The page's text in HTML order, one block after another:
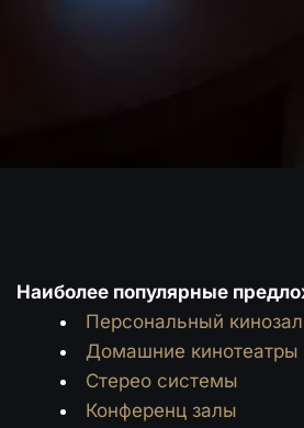
Наиболее популярные
Персональный кинозал
Домашние кинотеатры
Стерео системы
Конференц залы